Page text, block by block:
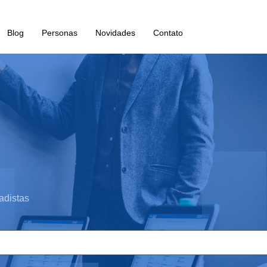
Blog Personas Novidades Contato